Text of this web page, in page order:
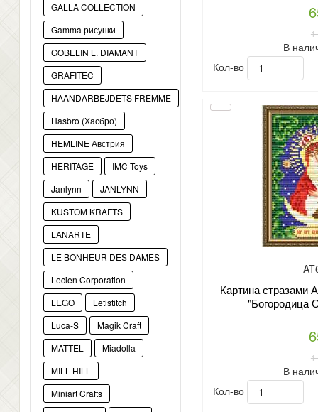
GALLA COLLECTION
Gamma рисунки
GOBELIN L. DIAMANT
GRAFITEC
HAANDARBEJDETS FREMME
Hasbro (Хасбро)
HEMLINE Австрия
HERITAGE
IMC Toys
Janlynn
JANLYNN
KUSTOM KRAFTS
LANARTE
LE BONHEUR DES DAMES
Lecien Corporation
LEGO
Letistitch
Luca-S
Magik Craft
MATTEL
Miadolla
MILL HILL
Miniart Crafts
1
В
Кол-во
Картина стразами
"Богородица
1
В
Кол-во